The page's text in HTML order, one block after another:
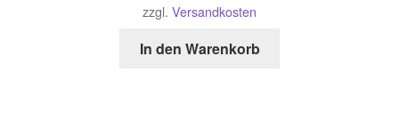
zzgl. Versandkosten
In den Warenkorb